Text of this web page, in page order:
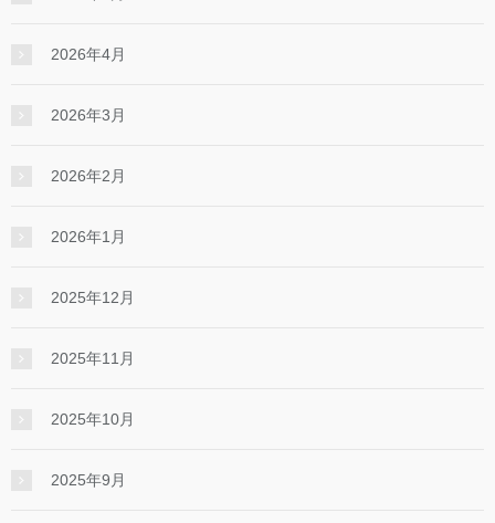
2026年4月
2026年3月
2026年2月
2026年1月
2025年12月
2025年11月
2025年10月
2025年9月